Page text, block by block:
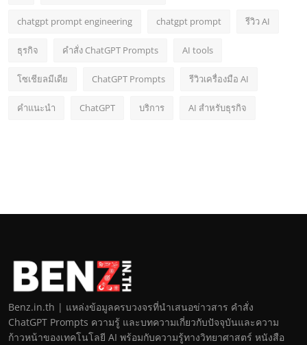
chatgpt prompt engineering chatgpt prompt รีวิว AI
ธุรกิจ คำสั่ง ChatGPT Prompts AI tools
โซเชียลมีเดีย ChatGPT Prompts รีวิวเครื่องมือ AI
คำแนะนำ ChatGPT บริการ AI สำหรับธุรกิจ
Benz.in.th | แหล่งข้อมูลครบวงจรที่นำเสนอข่าวสาร คำสั่ง
ChatGPT Prompts ความรู้ และบทความเกี่ยวกับปัจจุบันและความ
ก้าวหน้าของเทคโนโลยี AI พร้อมกับความรู้ทางวิทยาศาสตร์ หนังสือ